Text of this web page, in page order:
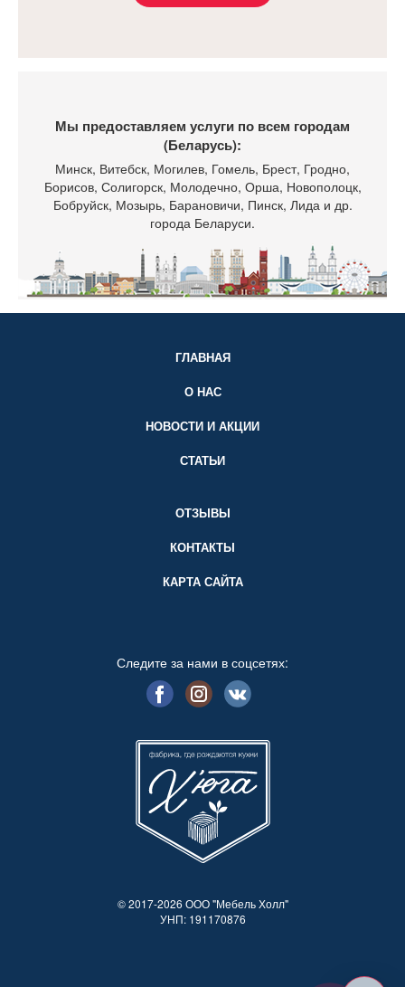
Мы предоставляем услуги по всем городам
(Беларусь):
Минск, Витебск, Могилев, Гомель, Брест, Гродно,
Борисов, Солигорск, Молодечно, Орша, Новополоцк,
Бобруйск, Мозырь, Барановичи, Пинск, Лида и др.
города Беларуси.
© 2017-2026 ООО "Мебель Холл"
УНП: 191170876
ГЛАВНАЯ
О НАС
НОВОСТИ И АКЦИИ
СТАТЬИ
ОТЗЫВЫ
КОНТАКТЫ
КАРТА САЙТА
Следите за нами в соцсетях: